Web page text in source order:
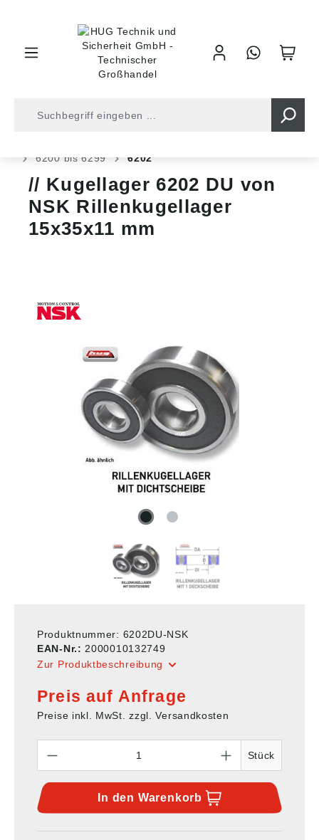
6200 bis 6299
6202
Kugellager 6202 DU von
NSK Rillenkugellager
15x35x11 mm
Produktnummer: 6202DU-NSK
EAN-Nr.: 2000010132749
Zur Produktbeschreibung
Preis auf Anfrage
Preise inkl. MwSt. zzgl. Versandkosten
Stück
In den Warenkorb